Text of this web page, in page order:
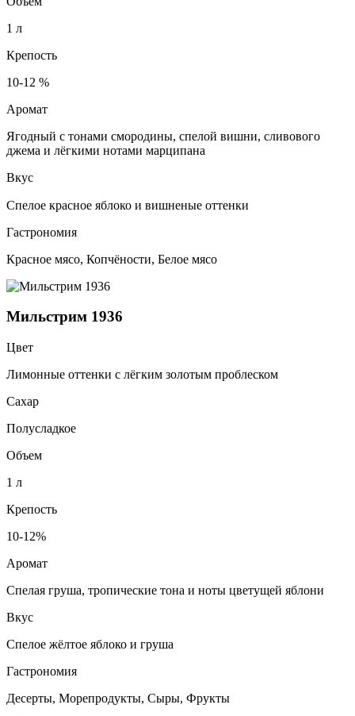
1 л
Крепость
10-12 %
Аромат
Ягодный с тонами смородины, спелой вишни, сливового
джема и лёгкими нотами марципана
Вкус
Спелое красное яблоко и вишненые оттенки⠀
Гастрономия
Красное мясо, Копчёности, Белое мясо
Мильстрим 1936
Цвет
Лимонные оттенки с лёгким золотым проблеском
Сахар
Полусладкое
Объем
1 л
Крепость
10-12%
Аромат
Спелая груша, тропические тона и ноты цветущей яблони
Вкус
Спелое жёлтое яблоко и груша
Гастрономия
Десерты, Морепродукты, Сыры, Фрукты